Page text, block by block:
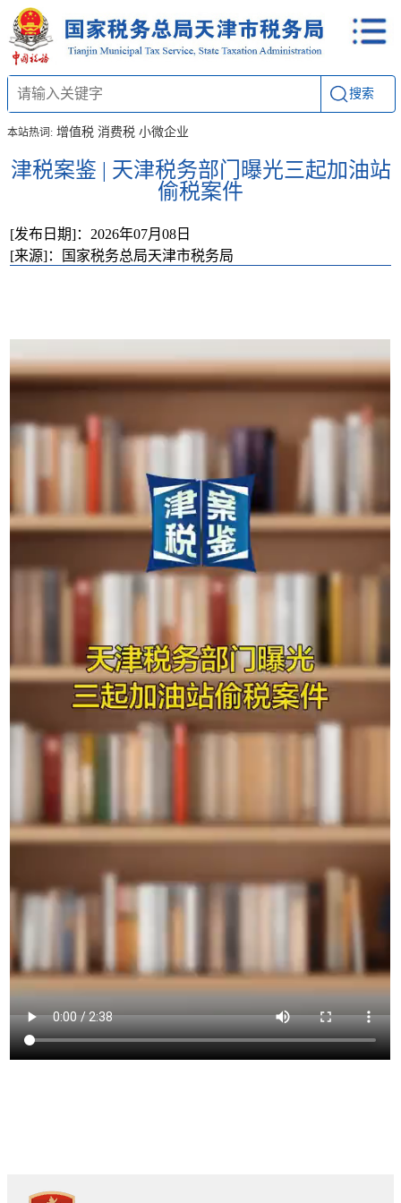
搜索
本站热词: 增值税 消费税 小微企业
津税案鉴 | 天津税务部门曝光三起加油站
偷税案件
[发布日期]：2026年07月08日
[来源]：国家税务总局天津市税务局